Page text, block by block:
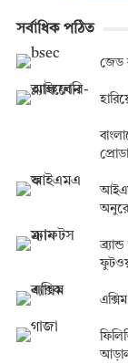
সর্বাধিক পঠিত
জেড